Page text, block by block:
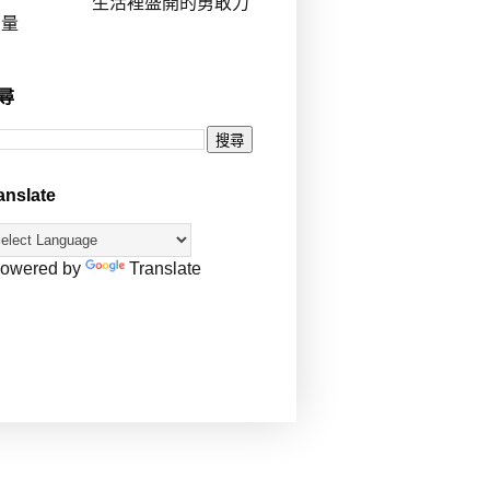
量
by Translate